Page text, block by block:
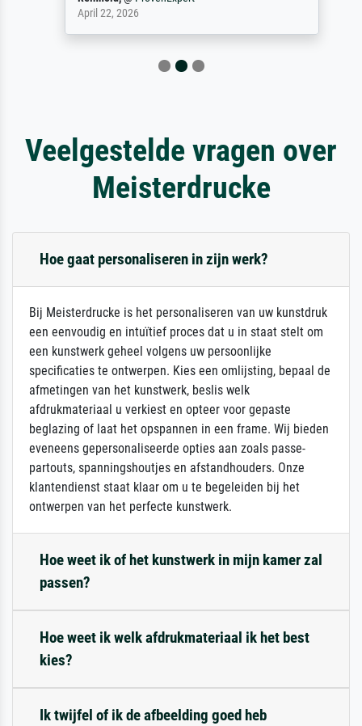
April 22, 2026
Veelgestelde vragen over
Meisterdrucke
Hoe gaat personaliseren in zijn werk?
Bij Meisterdrucke is het personaliseren van uw kunstdruk
een eenvoudig en intuïtief proces dat u in staat stelt om
een kunstwerk geheel volgens uw persoonlijke
specificaties te ontwerpen. Kies een omlijsting, bepaal de
afmetingen van het kunstwerk, beslis welk
afdrukmateriaal u verkiest en opteer voor gepaste
beglazing of laat het opspannen in een frame. Wij bieden
eveneens gepersonaliseerde opties aan zoals passe-
partouts, spanningshoutjes en afstandhouders. Onze
klantendienst staat klaar om u te begeleiden bij het
ontwerpen van het perfecte kunstwerk.
Hoe weet ik of het kunstwerk in mijn kamer zal
passen?
Hoe weet ik welk afdrukmateriaal ik het best
kies?
Ik twijfel of ik de afbeelding goed heb